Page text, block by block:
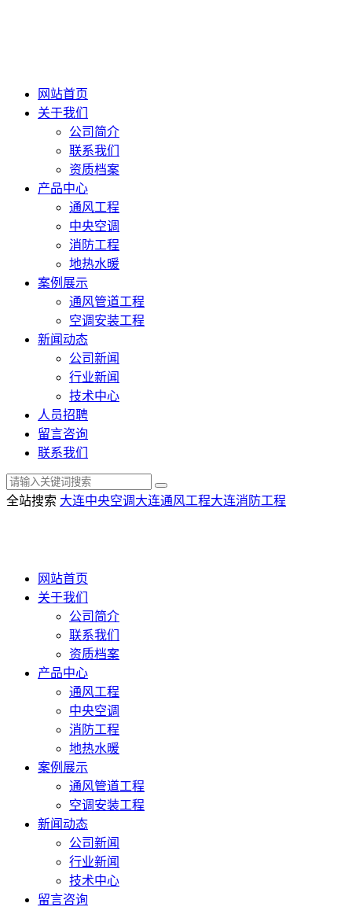
网站首页
关于我们
公司简介
联系我们
资质档案
产品中心
通风工程
中央空调
消防工程
地热水暖
案例展示
通风管道工程
空调安装工程
新闻动态
公司新闻
行业新闻
技术中心
人员招聘
留言咨询
联系我们
全站搜索 大连中央空调 大连通风工程大连消防工程
网站首页
关于我们
公司简介
联系我们
资质档案
产品中心
通风工程
中央空调
消防工程
地热水暖
案例展示
通风管道工程
空调安装工程
新闻动态
公司新闻
行业新闻
技术中心
留言咨询